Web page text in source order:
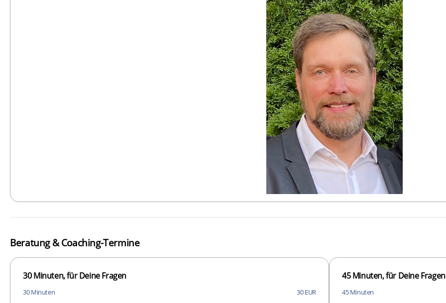
Beratung & Coaching-Termine
30 Minuten, für Deine Fragen
30 Minuten
30 EUR
45 Minuten, für Deine Fragen
45 Minuten